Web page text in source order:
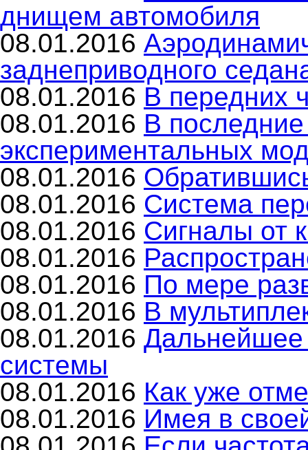
днищем автомобиля
08.01.2016
заднеприводного
08.01.2016 В передних
08.01.2016 В
экспериментальных
08.01.2016
08.01.2016 Система
08.01.2016 Сигналы от
08.01.2016
08.01.2016 По мере
08.01.2016 В
08.01.2016 Дальнейшее
системы
08.01.2016 Как уже
08.01.2016 Имея в